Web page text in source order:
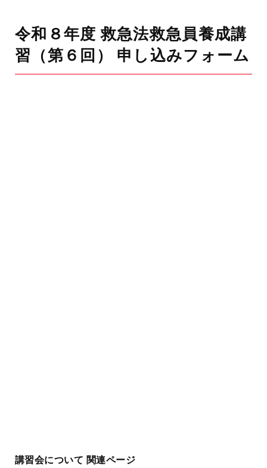
令和８年度 救急法救急員養成講
習（第６回） 申し込みフォーム
講習会について 関連ページ